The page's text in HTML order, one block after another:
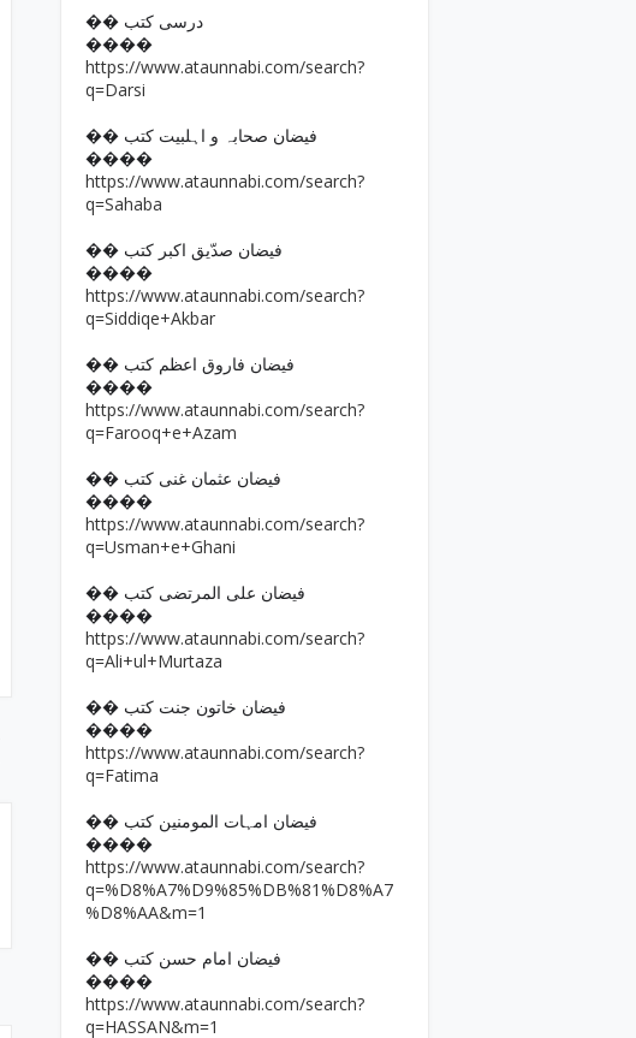
�� درسی کتب
����
https://www.ataunnabi.com/search?
q=Darsi
�� فیضان صحابہ و اہلبیت کتب
����
https://www.ataunnabi.com/search?
q=Sahaba
�� فیضان صدّیق اکبر کتب
����
https://www.ataunnabi.com/search?
q=Siddiqe+Akbar
�� فیضان فاروق اعظم کتب
����
https://www.ataunnabi.com/search?
q=Farooq+e+Azam
�� فیضان عثمان غنی کتب
����
https://www.ataunnabi.com/search?
q=Usman+e+Ghani
�� فیضان علی المرتضی کتب
����
https://www.ataunnabi.com/search?
q=Ali+ul+Murtaza
�� فیضان خاتون جنت کتب
����
https://www.ataunnabi.com/search?
q=Fatima
�� فیضان امہات المومنین کتب
����
https://www.ataunnabi.com/search?
q=%D8%A7%D9%85%DB%81%D8%A7
%D8%AA&m=1
�� فیضان امام حسن کتب
����
https://www.ataunnabi.com/search?
q=HASSAN&m=1